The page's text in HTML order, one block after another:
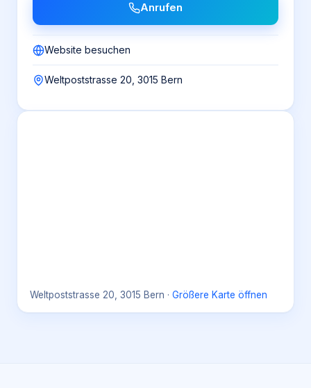
Anrufen
Website besuchen
Weltpoststrasse 20, 3015 Bern
Weltpoststrasse 20, 3015 Bern · Größere Karte öffnen